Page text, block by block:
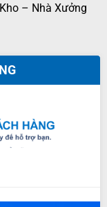
– Nhà Xưởng